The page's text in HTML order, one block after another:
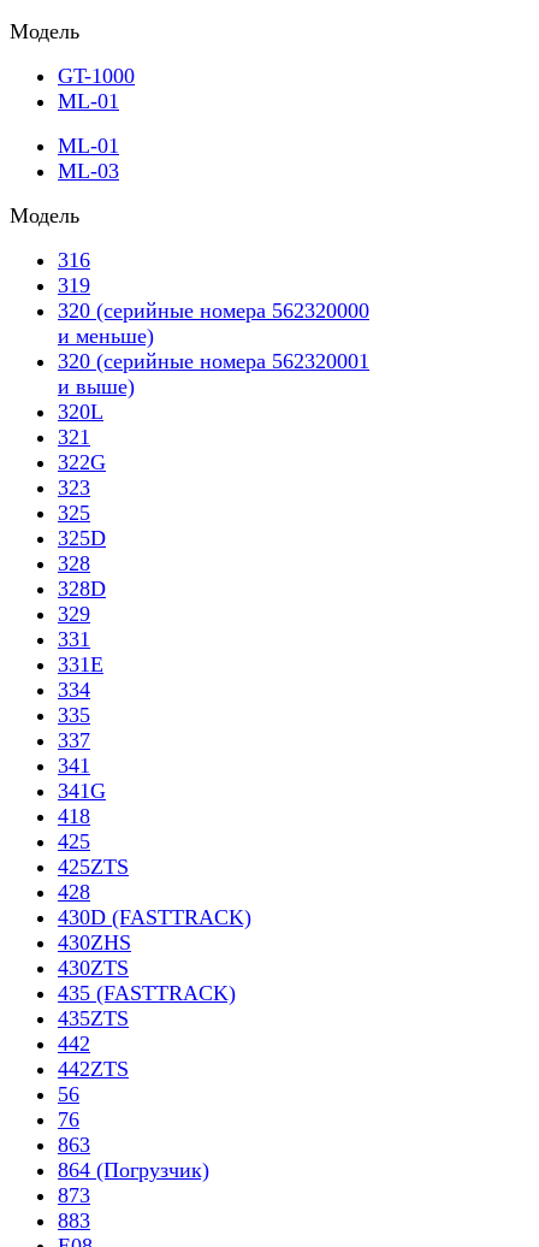
Модель
GT-1000
ML-01
ML-01
ML-03
Модель
316
319
320 (серийные номера 562320000
и меньше)
320 (серийные номера 562320001
и выше)
320L
321
322G
323
325
325D
328
328D
329
331
331E
334
335
337
341
341G
418
425
425ZTS
428
430D (FASTTRACK)
430ZHS
430ZTS
435 (FASTTRACK)
435ZTS
442
442ZTS
56
76
863
864 (Погрузчик)
873
883